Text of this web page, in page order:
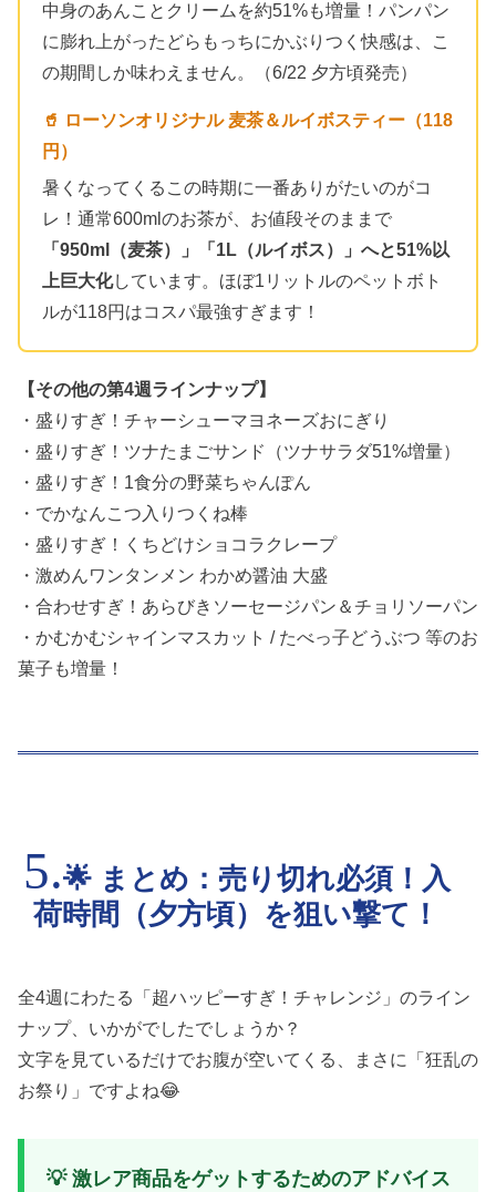
中身のあんことクリームを約51%も増量！パンパン
に膨れ上がったどらもっちにかぶりつく快感は、こ
の期間しか味わえません。（6/22 夕方頃発売）
🥤 ローソンオリジナル 麦茶＆ルイボスティー（118
円）
暑くなってくるこの時期に一番ありがたいのがコ
レ！通常600mlのお茶が、お値段そのままで
「950ml（麦茶）」「1L（ルイボス）」へと51%以
上巨大化しています。ほぼ1リットルのペットボト
ルが118円はコスパ最強すぎます！
【その他の第4週ラインナップ】
・盛りすぎ！チャーシューマヨネーズおにぎり
・盛りすぎ！ツナたまごサンド（ツナサラダ51%増量）
・盛りすぎ！1食分の野菜ちゃんぽん
・でかなんこつ入りつくね棒
・盛りすぎ！くちどけショコラクレープ
・激めんワンタンメン わかめ醤油 大盛
・合わせすぎ！あらびきソーセージパン＆チョリソーパン
・かむかむシャインマスカット / たべっ子どうぶつ 等のお
菓子も増量！
🌟 まとめ：売り切れ必須！入
荷時間（夕方頃）を狙い撃て！
全4週にわたる「超ハッピーすぎ！チャレンジ」のライン
ナップ、いかがでしたでしょうか？
文字を見ているだけでお腹が空いてくる、まさに「狂乱の
お祭り」ですよね😂
💡 激レア商品をゲットするためのアドバイス